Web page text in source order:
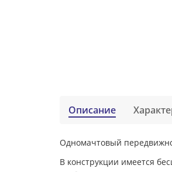
Описание
Одномачтовый
В конструкции имеется